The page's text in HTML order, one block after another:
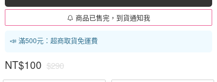
商品已售完，到貨通知我
📣 滿500元：超商取貨免運費
NT$100 $290